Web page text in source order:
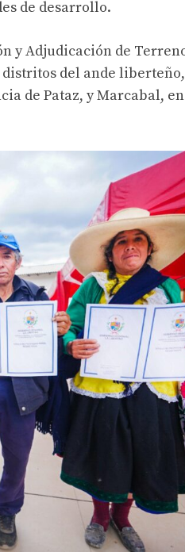
de desarrollo.
y Adjudicación de
del ande
de Pataz, y Marcabal,